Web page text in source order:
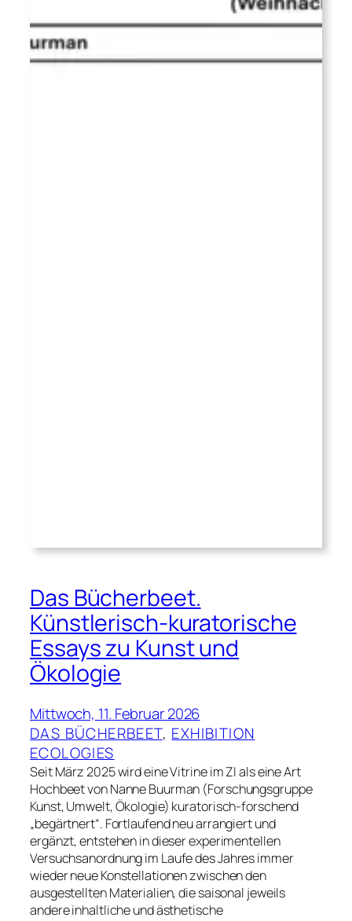
Das Bücherbeet.
Künstlerisch-kuratorische
Essays zu Kunst und
Ökologie
Mittwoch, 11. Februar 2026
DAS BÜCHERBEET, EXHIBITION
ECOLOGIES
Seit März 2025 wird eine Vitrine im ZI als eine Art
Hochbeet von Nanne Buurman (Forschungsgruppe
Kunst, Umwelt, Ökologie) kuratorisch-forschend
„begärtnert“. Fortlaufend neu arrangiert und
ergänzt, entstehen in dieser experimentellen
Versuchsanordnung im Laufe des Jahres immer
wieder neue Konstellationen zwischen den
ausgestellten Materialien, die saisonal jeweils
andere inhaltliche und ästhetische